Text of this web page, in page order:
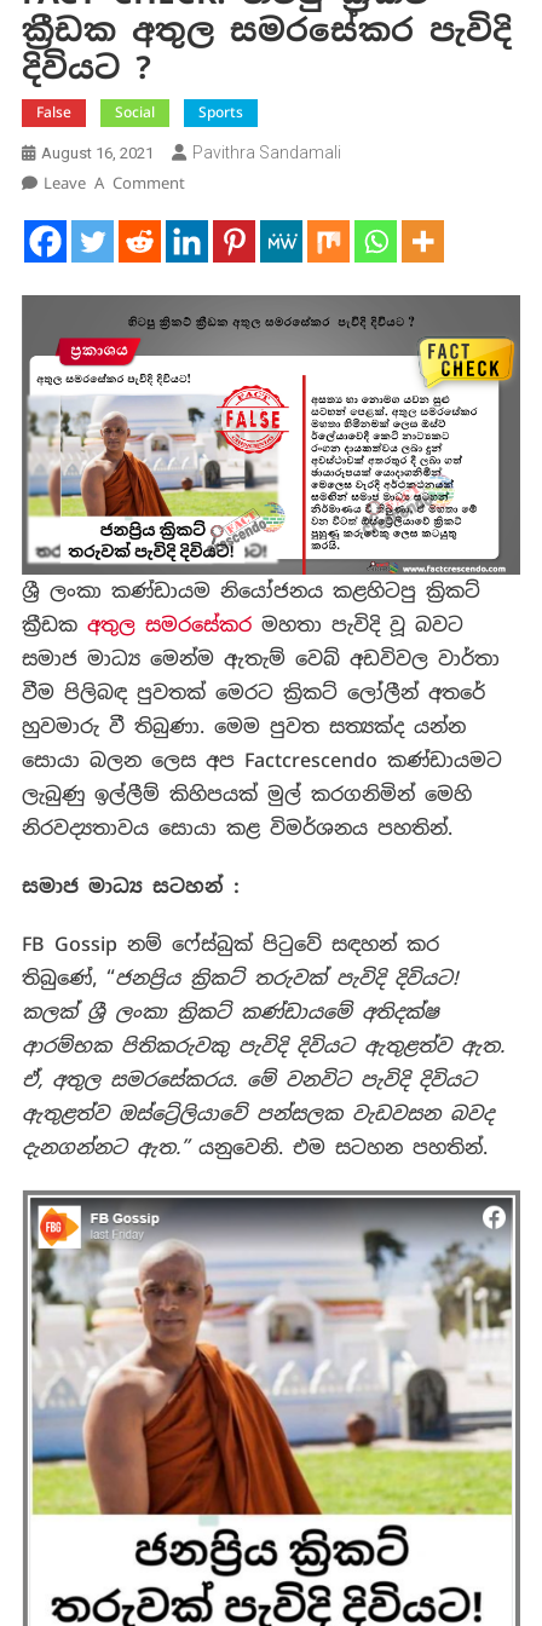
ක්‍රීඩක අතුල සමරසේකර පැවිදි
දිවියට ?
False Social Sports
August 16, 2021 Pavithra Sandamali
Leave A CommentOn
CHECK:
හිටපු
ක්‍රිකට්
ක්‍රීඩක
සමරසේකර
පැවිදි
දිවියට
?
ශ්‍රී ලංකා කණ්ඩායම නියෝජනය කළහිටපු ක්‍රිකට්
ක්‍රීඩක අතුල සමරසේකරමහතා පැවිදි වූ බවට
සමාජ මාධ්‍ය මෙන්ම ඇතැම් වෙබ් අඩවිවල වාර්තා
වීම පිලිබඳ පුවතක් මෙරට ක්‍රිකට් ලෝලීන් අතරේ
හුවමාරු වී තිබුණා. මෙම පුවත සත්‍යක්ද යන්න
සොයා බලන ලෙස අප Factcrescendo කණ්ඩායමට
ලැබුණු ඉල්ලීම් කිහිපයක් මුල් කරගනිමින් මෙහි
නිරවද්‍යතාවය සොයා කළ විමර්ශනය පහතින්.
සමාජ මාධ්‍ය සටහන් :
FB Gossip නම් ෆේස්බුක් පිටුවේ සඳහන් කර
තිබුණේ, “ජනප්‍රිය ක්‍රිකට් තරුවක් පැවිදි දිවියට!
කලක් ශ්‍රී ලංකා ක්‍රිකට් කණ්ඩායමේ අතිදක්ෂ
ආරම්භක පිතිකරුවකු පැවිදි දිවියට ඇතුළත්ව ඇත.
ඒ, අතුල සමරසේකරය. මේ වනවිට පැවිදි දිවියට
ඇතුළත්ව ඔස්ට්‍රේලියාවේ පන්සලක වැඩවසන බවද
දැනගන්නට ඇත.” යනුවෙනි. එම සටහන පහතින්.